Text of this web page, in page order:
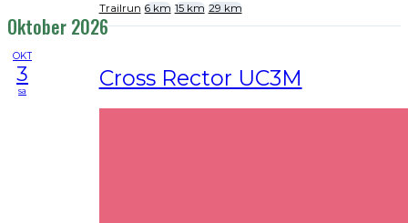
Trailrun 6 km 15 km 29 km
Oktober 2026
OKT
3
sa Cross Rector UC3M